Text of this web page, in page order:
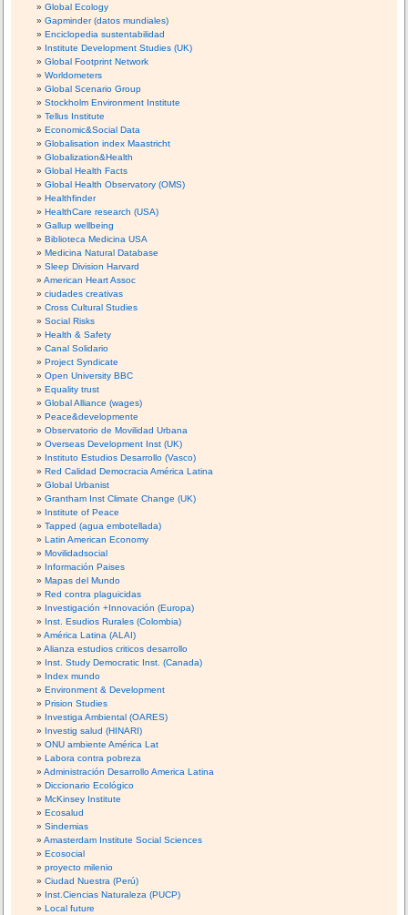
Global Ecology
Gapminder (datos mundiales)
Enciclopedia sustentabilidad
Institute Development Studies (UK)
Global Footprint Network
Worldometers
Global Scenario Group
Stockholm Environment Institute
Tellus Institute
Economic&Social Data
Globalisation index Maastricht
Globalization&Health
Global Health Facts
Global Health Observatory (OMS)
Healthfinder
HealthCare research (USA)
Gallup wellbeing
Biblioteca Medicina USA
Medicina Natural Database
Sleep Division Harvard
American Heart Assoc
ciudades creativas
Cross Cultural Studies
Social Risks
Health & Safety
Canal Solidario
Project Syndicate
Open University BBC
Equality trust
Global Alliance (wages)
Peace&developmente
Observatorio de Movilidad Urbana
Overseas Development Inst (UK)
Instituto Estudios Desarrollo (Vasco)
Red Calidad Democracia América Latina
Global Urbanist
Grantham Inst Climate Change (UK)
Institute of Peace
Tapped (agua embotellada)
Latin American Economy
Movilidadsocial
Información Paises
Mapas del Mundo
Red contra plaguicidas
Investigación +Innovación (Europa)
Inst. Esudios Rurales (Colombia)
América Latina (ALAI)
Alianza estudios criticos desarrollo
Inst. Study Democratic Inst. (Canada)
Index mundo
Environment & Development
Prision Studies
Investiga Ambiental (OARES)
Investig salud (HINARI)
ONU ambiente América Lat
Labora contra pobreza
Administración Desarrollo America Latina
Diccionario Ecológico
McKinsey Institute
Ecosalud
Sindemias
Amasterdam Institute Social Sciences
Ecosocial
proyecto milenio
Ciudad Nuestra (Perú)
Inst.Ciencias Naturaleza (PUCP)
Local future